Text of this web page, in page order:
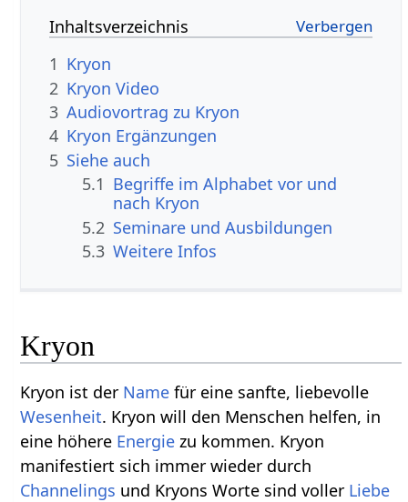
Inhaltsverzeichnis
1 Kryon
2 Kryon Video
3 Audiovortrag zu Kryon
4 Kryon Ergänzungen
5 Siehe auch
5.1 Begriffe im Alphabet vor und
nach Kryon
5.2 Seminare und Ausbildungen
5.3 Weitere Infos
Kryon
Kryon ist der Name für eine sanfte, liebevolle
Wesenheit. Kryon will den Menschen helfen, in
eine höhere Energie zu kommen. Kryon
manifestiert sich immer wieder durch
Channelings und Kryons Worte sind voller Liebe